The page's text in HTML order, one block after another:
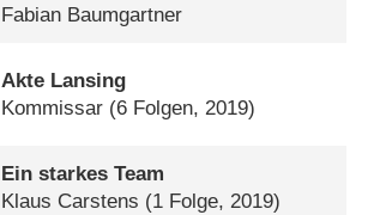
Fabian Baumgartner
Akte Lansing
Kommissar (6 Folgen, 2019)
Ein starkes Team
Klaus Carstens (1 Folge, 2019)